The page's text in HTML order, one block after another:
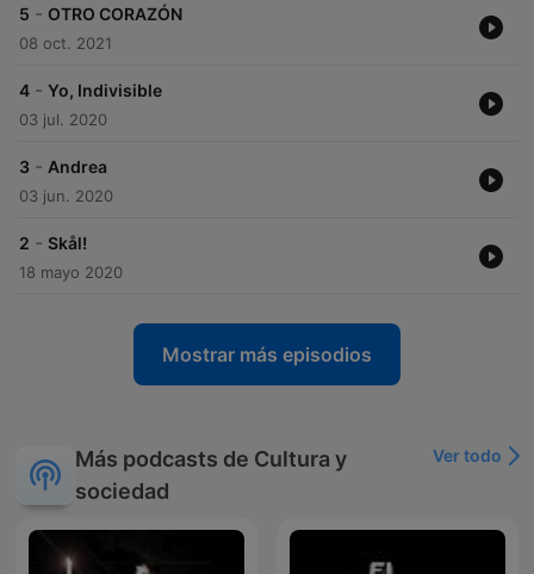
5 - OTRO CORAZÓN
08 oct. 2021
4 - Yo, Indivisible
03 jul. 2020
3 - Andrea
03 jun. 2020
2 - Skål!
18 mayo 2020
Mostrar más episodios
Más podcasts de Cultura y
sociedad
Ver todo